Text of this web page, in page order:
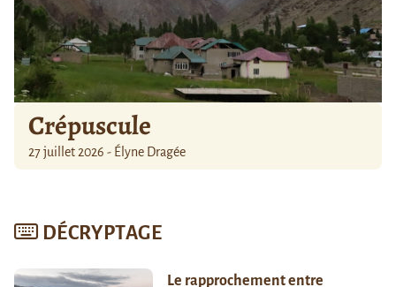
Crépuscule
27 juillet 2026 - Élyne Dragée
DÉCRYPTAGE
Le rapprochement entre